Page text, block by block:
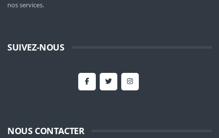
nos services.
SUIVEZ-NOUS
NOUS CONTACTER